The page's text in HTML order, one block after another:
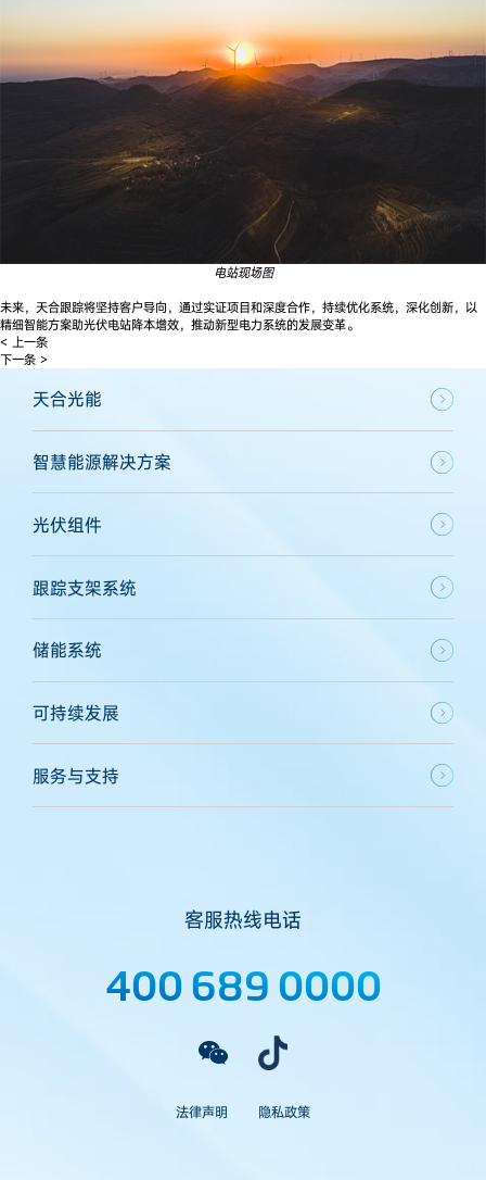
电站现场图
未来，天合跟踪将坚持客户导向，通过实证项目和深度合作，持续优化系统，深化创新，以
精细智能方案助光伏电站降本增效，推动新型电力系统的发展变革。
< 上一条
下一条 >
天合光能
智慧能源解决方案
光伏组件
跟踪支架系统
储能系统
可持续发展
服务与支持
客服热线电话
400 689 0000
法律声明 隐私政策